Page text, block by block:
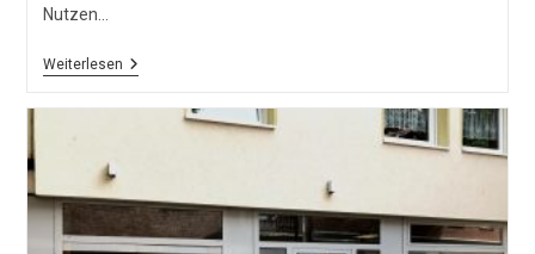
Nutzen…
WeiterlesenBeamer